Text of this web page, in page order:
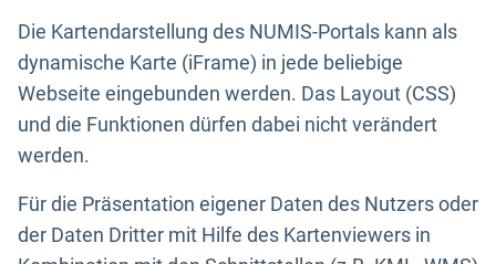
Die Kartendarstellung des NUMIS-Portals kann als
dynamische Karte (iFrame) in jede beliebige
Webseite eingebunden werden. Das Layout (CSS)
und die Funktionen dürfen dabei nicht verändert
werden.
Für die Präsentation eigener Daten des Nutzers oder
der Daten Dritter mit Hilfe des Kartenviewers in